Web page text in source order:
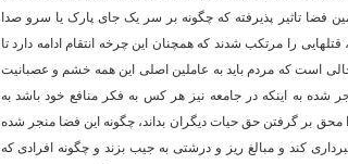
فضا تاثیر پذیرفته که چگونه بر سر یک جای پارک یا سرو صدا
را مرتکب شدند که همچنان این چرخه انتقام ادامه دارد تا
است که مردم باید به عاملین اصلی این همه خشم و عصبانیت
شده به اینکه در جامعه نیز هر کس به فکر منافع خود باشد به
محق بر گرفتن حق حیات دیگران بداند، چگونه این فضا منجر شده
کند و مبالغ ریز و درشتی به جیب بزند و چگونه افرادی که